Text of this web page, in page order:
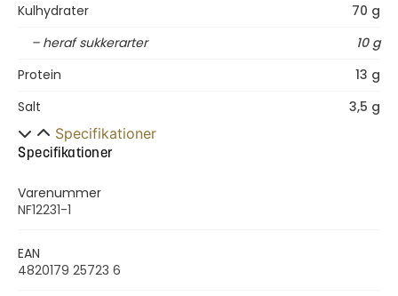
Kulhydrater
70 g
– heraf sukkerarter
10 g
Protein
13 g
Salt
3,5 g
Specifikationer
Specifikationer
Varenummer
NF12231-1
EAN
4820179 25723 6